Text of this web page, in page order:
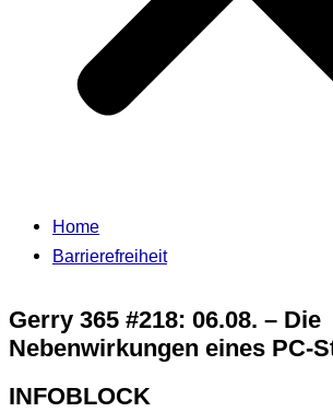
Home
Barrierefreiheit
Gerry 365 #218: 06.08. – Die
Nebenwirkungen eines PC-
INFOBLOCK